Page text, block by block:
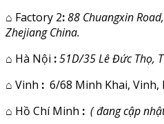
⌂ Factory 2:88 Chuangxin
Zhejiang China.
⌂ Hà Nội :51D/35 Lê Đức Thọ,
⌂ Vinh : 6/68 Minh Khai, Vinh,
⌂ Hồ Chí Minh : ( đang cập